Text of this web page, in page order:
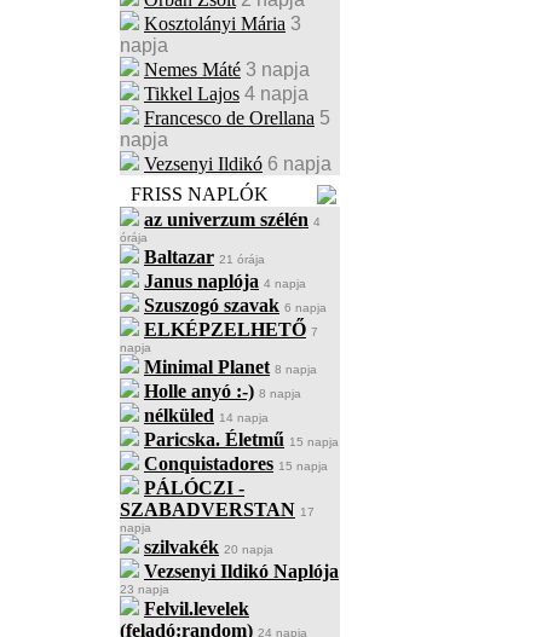
Kosztolányi Mária 3
napja
Nemes Máté 3 napja
Tikkel Lajos 4 napja
Francesco de Orellana 5
napja
Vezsenyi Ildikó 6 napja
FRISS NAPLÓK
az univerzum szélén 4
órája
Baltazar 21 órája
Janus naplója 4 napja
Szuszogó szavak 6 napja
ELKÉPZELHETŐ 7
napja
Minimal Planet 8 napja
Holle anyó :-) 8 napja
nélküled 14 napja
Paricska. Életmű 15 napja
Conquistadores 15 napja
PÁLÓCZI -
SZABADVERSTAN 17
napja
szilvakék 20 napja
Vezsenyi Ildikó Naplója
23 napja
Felvil.levelek
(feladó:random) 24 napja